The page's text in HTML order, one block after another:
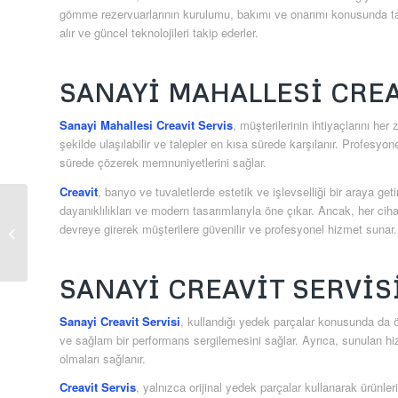
gömme rezervuarlarının kurulumu, bakımı ve onarımı
alır ve güncel teknolojileri takip ederler.
SANAYI MAHALLESI
Sanayi Mahallesi Creavit Servis, müşterilerinin ihtiyaçlarını her
şekilde ulaşılabilir ve talepler en kısa sürede karşılanır.
sürede çözerek memnuniyetlerini sağlar.
Creavit, banyo ve tuvaletlerde estetik ve işlevselliği bir araya
dayanıklılıkları ve modern tasarımlarıyla öne çıkar. Ancak, her
devreye girerek müşterilere güvenilir ve profesyonel hizmet sunar.
SANAYI CREAVIT
Sanayi Creavit Servisi, kullandığı yedek parçalar konusunda
ve sağlam bir performans sergilemesini sağlar. Ayrıca, sunulan
olmaları sağlanır.
Creavit Servis, yalnızca orijinal yedek parçalar kullanarak
Mehmet Nesih Özen
Creavit Servis